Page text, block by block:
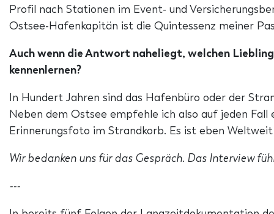
Profil nach Stationen im Event- und
Ostsee-Hafenkapitän ist die Quintessenz meiner
Auch wenn die Antwort naheliegt, welchen
kennenlernen?
In Hundert Jahren sind das Hafenbüro oder der
Neben dem Ostsee empfehle ich also auf jeden
Erinnerungsfoto im Strandkorb. Es ist eben
Wir bedanken uns für das Gespräch. Das Interview
---